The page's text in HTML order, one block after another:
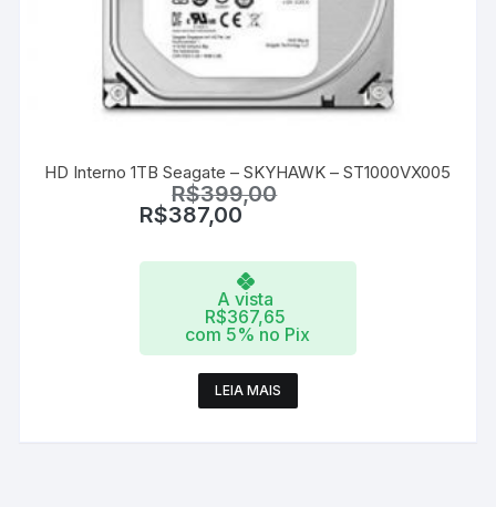
HD Interno 1TB Seagate – SKYHAWK – ST1000VX005
R$399,00
R$387,00
A vista
R$367,65
com 5% no Pix
LEIA MAIS